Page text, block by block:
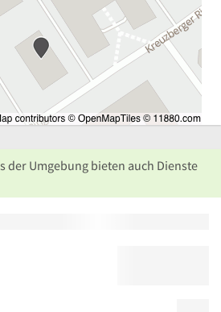
der Umgebung bieten auch Dienste